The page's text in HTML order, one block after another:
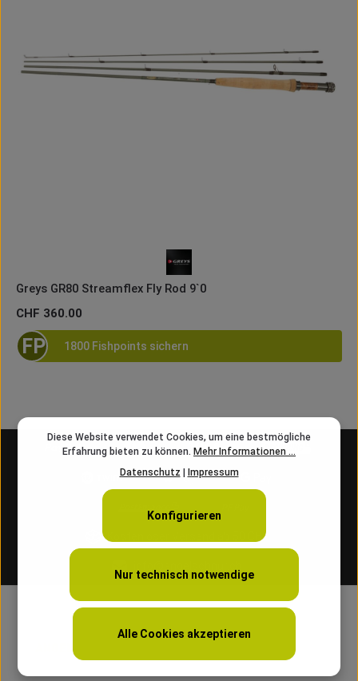
Greys GR80 Streamflex Fly Rod 9`0
Regulärer Preis:
CHF 360.00
FP 1800 Fishpoints sichern
Kostenloser Versand ab 50 CHF
Diese Website verwendet Cookies, um eine bestmögliche
Erfahrung bieten zu können. Mehr Informationen ...
Datenschutz
Impressum
Nur technisch notwendige
Konfigurieren
Alle Cookies akzeptieren